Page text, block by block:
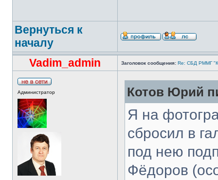
Вернуться к
началу
Vadim_admin
Заголовок сообщения: Re: СБД РММГ
Администратор Котов Юрий
Я на
сбросил в
под нею
Фёдоров